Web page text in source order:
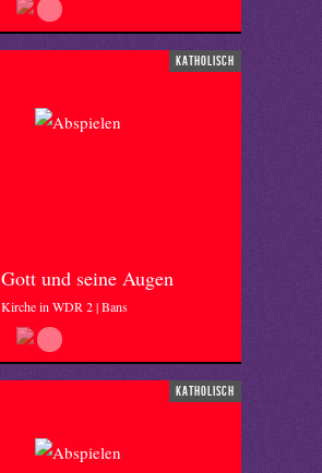
katholisch
Gott und seine Augen
Kirche in WDR 2 | Bans
katholisch